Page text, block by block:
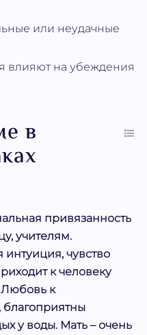
или неудачные
влияют на убеждения
в
привязанность
учителям.
чувство
к человеку
Любовь к
благоприятны
у воды. Мать – очень